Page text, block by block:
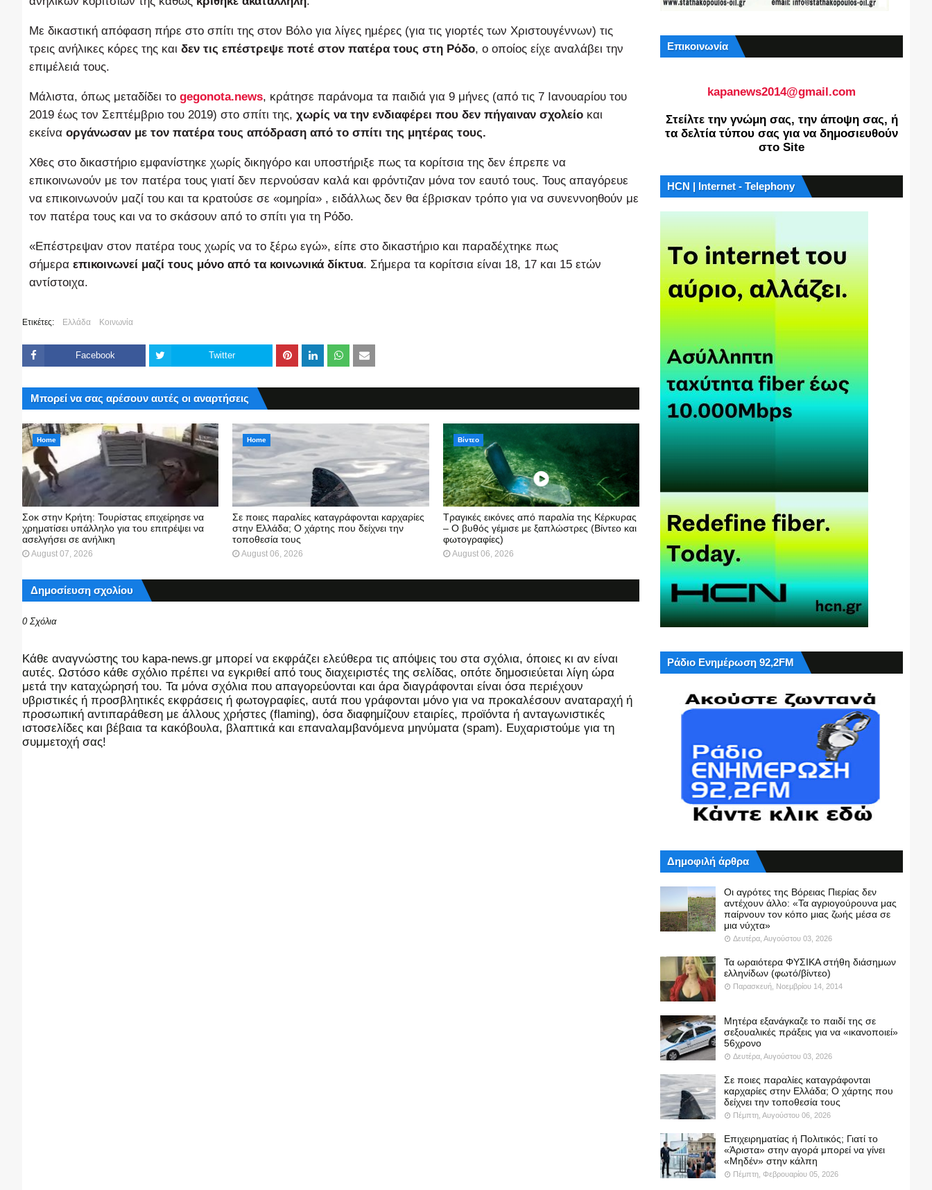
Με δικαστική απόφαση πήρε στο σπίτι της στον Βόλο για λίγες ημέρες (για τις γιορτές των Χριστουγέννων) τις
τρεις ανήλικες κόρες της και δεν τις επέστρεψε ποτέ στον πατέρα τους στη Ρόδο, ο οποίος είχε αναλάβει την
επιμέλειά τους.
Μάλιστα, όπως μεταδίδει το gegonota.news, κράτησε παράνομα τα παιδιά για 9 μήνες (από τις 7 Ιανουαρίου του
2019 έως τον Σεπτέμβριο του 2019) στο σπίτι της, χωρίς να την ενδιαφέρει που δεν πήγαιναν σχολείο και
εκείνα οργάνωσαν με τον πατέρα τους απόδραση από το σπίτι της μητέρας τους.
Χθες στο δικαστήριο εμφανίστηκε χωρίς δικηγόρο και υποστήριξε πως τα κορίτσια της δεν έπρεπε να
επικοινωνούν με τον πατέρα τους γιατί δεν περνούσαν καλά και φρόντιζαν μόνα τον εαυτό τους. Τους απαγόρευε
να επικοινωνούν μαζί του και τα κρατούσε σε «ομηρία» , ειδάλλως δεν θα έβρισκαν τρόπο για να συνεννοηθούν με
τον πατέρα τους και να το σκάσουν από το σπίτι για τη Ρόδο.
«Επέστρεψαν στον πατέρα τους χωρίς να το ξέρω εγώ», είπε στο δικαστήριο και παραδέχτηκε πως
σήμερα επικοινωνεί μαζί τους μόνο από τα κοινωνικά δίκτυα. Σήμερα τα κορίτσια είναι 18, 17 και 15 ετών
αντίστοιχα.
Ετικέτες: Ελλάδα Κοινωνία
Facebook Twitter
Μπορεί να σας αρέσουν αυτές οι αναρτήσεις
Home
Σοκ στην Κρήτη: Τουρίστας επιχείρησε να
χρηματίσει υπάλληλο για του επιτρέψει να
ασελγήσει σε ανήλικη
August 07, 2026
Home
Σε ποιες παραλίες καταγράφονται καρχαρίες
στην Ελλάδα; Ο χάρτης που δείχνει την
τοποθεσία τους
August 06, 2026
Βίντεο
Τραγικές εικόνες από παραλία της Κέρκυρας
– Ο βυθός γέμισε με ξαπλώστρες (Βίντεο και
φωτογραφίες)
August 06, 2026
Δημοσίευση σχολίου
0 Σχόλια
Kάθε αναγνώστης του kapa-news.gr μπορεί να εκφράζει ελεύθερα τις απόψεις του στα σχόλια, όποιες κι αν είναι
αυτές. Ωστόσο κάθε σχόλιο πρέπει να εγκριθεί από τους διαχειριστές της σελίδας, οπότε δημοσιεύεται λίγη ώρα
μετά την καταχώρησή του. Τα μόνα σχόλια που απαγορεύονται και άρα διαγράφονται είναι όσα περιέχουν
υβριστικές ή προσβλητικές εκφράσεις ή φωτογραφίες, αυτά που γράφονται μόνο για να προκαλέσουν αναταραχή ή
προσωπική αντιπαράθεση με άλλους χρήστες (flaming), όσα διαφημίζουν εταιρίες, προϊόντα ή ανταγωνιστικές
ιστοσελίδες και βέβαια τα κακόβουλα, βλαπτικά και επαναλαμβανόμενα μηνύματα (spam). Ευχαριστούμε για τη
συμμετοχή σας!
Επικοινωνία
kapanews2014@gmail.com
Στείλτε την γνώμη σας, την άποψη σας, ή
τα δελτία τύπου σας για να δημοσιευθούν
στο Site
HCN | Internet - Telephony
Ράδιο Ενημέρωση 92,2FM
Δημοφιλή άρθρα
Οι αγρότες της Βόρειας Πιερίας δεν
αντέχουν άλλο: «Τα αγριογούρουνα μας
παίρνουν τον κόπο μιας ζωής μέσα σε
μια νύχτα»
Δευτέρα, Αυγούστου 03, 2026
Τα ωραιότερα ΦΥΣΙΚΑ στήθη διάσημων
ελληνίδων (φωτό/βίντεο)
Παρασκευή, Νοεμβρίου 14, 2014
Μητέρα εξανάγκαζε το παιδί της σε
σεξουαλικές πράξεις για να «ικανοποιεί»
56χρονο
Δευτέρα, Αυγούστου 03, 2026
Σε ποιες παραλίες καταγράφονται
καρχαρίες στην Ελλάδα; Ο χάρτης που
δείχνει την τοποθεσία τους
Πέμπτη, Αυγούστου 06, 2026
Επιχειρηματίας ή Πολιτικός; Γιατί το
«Άριστα» στην αγορά μπορεί να γίνει
«Μηδέν» στην κάλπη
Πέμπτη, Φεβρουαρίου 05, 2026